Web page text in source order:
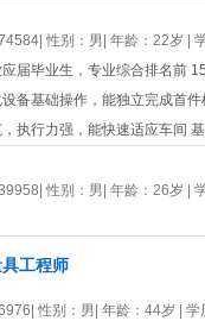
| 性别： 男 | 年龄： 22岁 |
届毕业生，专业综合排名前
备基础操作，能独立完成首
执行力强，能快速适应车间
| 性别： 男 | 年龄： 26岁 |
工程师
| 性别： 男 | 年龄： 44岁 |